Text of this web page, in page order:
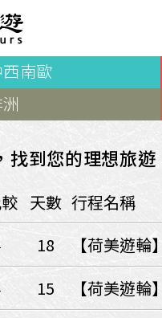
島
麥
冰島
島
亞
經
奧
廣
日本
🍁北
🍁
🍁
🍁
❄️札
表單
旅客
傳真
郵輪
國內
南歐
到您的理想旅遊
天數 行程名稱
18 【荷美遊
15 【荷美遊